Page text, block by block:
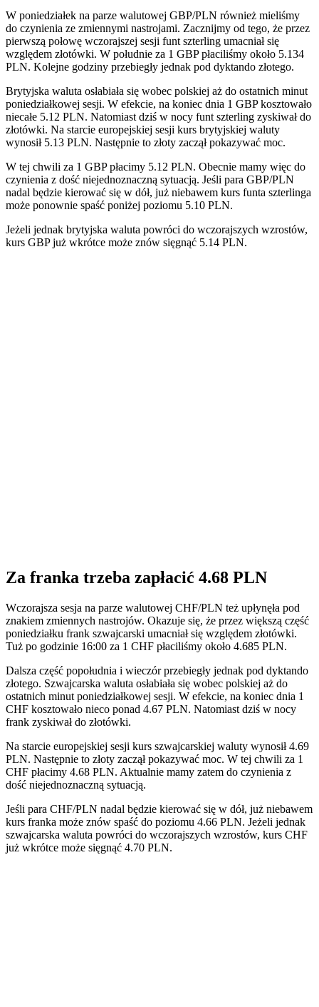
W poniedziałek na parze walutowej GBP/PLN również mieliśmy
do czynienia ze zmiennymi nastrojami. Zacznijmy od tego, że przez
pierwszą połowę wczorajszej sesji funt szterling umacniał się
względem złotówki. W południe za 1 GBP płaciliśmy około 5.134
PLN. Kolejne godziny przebiegły jednak pod dyktando złotego.
Brytyjska waluta osłabiała się wobec polskiej aż do ostatnich minut
poniedziałkowej sesji. W efekcie, na koniec dnia 1 GBP kosztowało
niecałe 5.12 PLN. Natomiast dziś w nocy funt szterling zyskiwał do
złotówki. Na starcie europejskiej sesji kurs brytyjskiej waluty
wynosił 5.13 PLN. Następnie to złoty zaczął pokazywać moc.
W tej chwili za 1 GBP płacimy 5.12 PLN. Obecnie mamy więc do
czynienia z dość niejednoznaczną sytuacją. Jeśli para GBP/PLN
nadal będzie kierować się w dół, już niebawem kurs funta szterlinga
może ponownie spaść poniżej poziomu 5.10 PLN.
Jeżeli jednak brytyjska waluta powróci do wczorajszych wzrostów,
kurs GBP już wkrótce może znów sięgnąć 5.14 PLN.
Za franka trzeba zapłacić 4.68 PLN
Wczorajsza sesja na parze walutowej CHF/PLN też upłynęła pod
znakiem zmiennych nastrojów. Okazuje się, że przez większą część
poniedziałku frank szwajcarski umacniał się względem złotówki.
Tuż po godzinie 16:00 za 1 CHF płaciliśmy około 4.685 PLN.
Dalsza część popołudnia i wieczór przebiegły jednak pod dyktando
złotego. Szwajcarska waluta osłabiała się wobec polskiej aż do
ostatnich minut poniedziałkowej sesji. W efekcie, na koniec dnia 1
CHF kosztowało nieco ponad 4.67 PLN. Natomiast dziś w nocy
frank zyskiwał do złotówki.
Na starcie europejskiej sesji kurs szwajcarskiej waluty wynosił 4.69
PLN. Następnie to złoty zaczął pokazywać moc. W tej chwili za 1
CHF płacimy 4.68 PLN. Aktualnie mamy zatem do czynienia z
dość niejednoznaczną sytuacją.
Jeśli para CHF/PLN nadal będzie kierować się w dół, już niebawem
kurs franka może znów spaść do poziomu 4.66 PLN. Jeżeli jednak
szwajcarska waluta powróci do wczorajszych wzrostów, kurs CHF
już wkrótce może sięgnąć 4.70 PLN.